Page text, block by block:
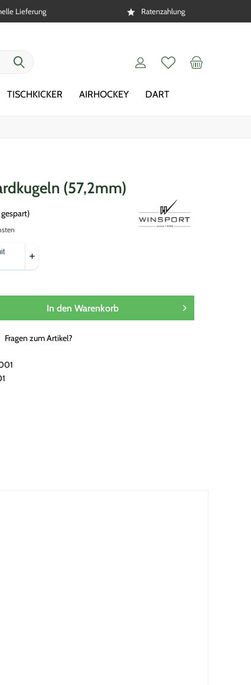
Lieferung Ratenzahlung
TISCHKICKER AIRHOCKEY DART
(57,2mm)
In den Warenkorb
Fragen zum Artikel?